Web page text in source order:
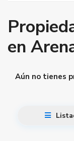
en
Aún no tienes